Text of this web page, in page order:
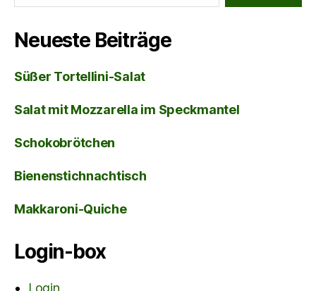
Neueste Beiträge
Süßer Tortellini-Salat
Salat mit Mozzarella im Speckmantel
Schokobrötchen
Bienenstichnachtisch
Makkaroni-Quiche
Login-box
Login